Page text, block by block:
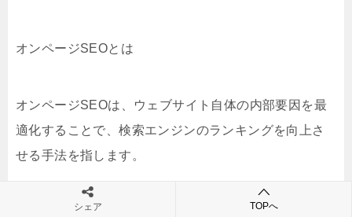
オンページSEOとは
オンページSEOは、ウェブサイト自体の内部要因を最
適化することで、検索エンジンのランキングを向上さ
せる手法を指します。
具体的には、以下の要素が含まれます。
シェア TOPへ